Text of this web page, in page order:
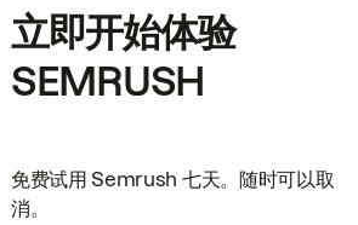
立即开始体验
SEMRUSH
免费试用 Semrush 七天。随时可以取
消。